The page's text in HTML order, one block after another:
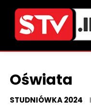
Oświata
STUDNIÓWKA 2024